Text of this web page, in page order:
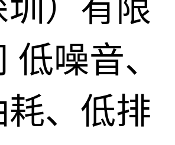
圳）有限
低噪音、
耗、低排